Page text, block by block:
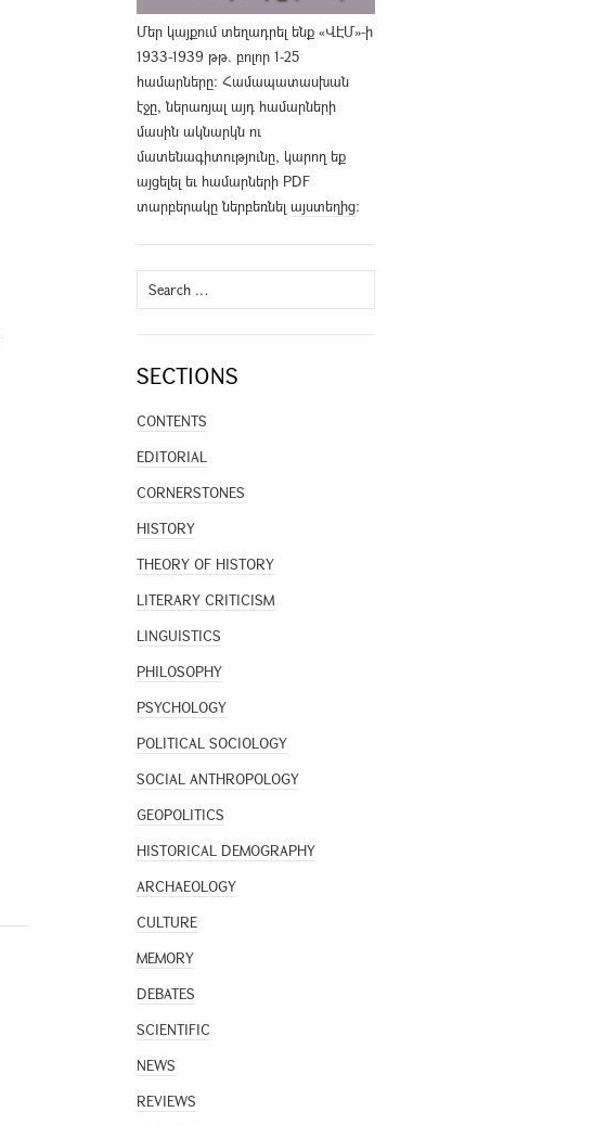
Մեր կայքում տեղադրել ենք «ՎԷՄ»-ի
1933-1939 թթ. բոլոր 1-25
համարները։ Համապատասխան
էջը, ներառյալ այդ համարների
մասին ակնարկն ու
մատենագիտությունը, կարող եք
այցելել եւ համարների PDF
տարբերակը ներբեռնել այստեղից։
Search
for:
SECTIONS
CONTENTS
EDITORIAL
CORNERSTONES
HISTORY
THEORY OF HISTORY
LITERARY CRITICISM
LINGUISTICS
PHILOSOPHY
PSYCHOLOGY
POLITICAL SOCIOLOGY
SOCIAL ANTHROPOLOGY
GEOPOLITICS
HISTORICAL DEMOGRAPHY
ARCHAEOLOGY
CULTURE
MEMORY
DEBATES
SCIENTIFIC
NEWS
REVIEWS